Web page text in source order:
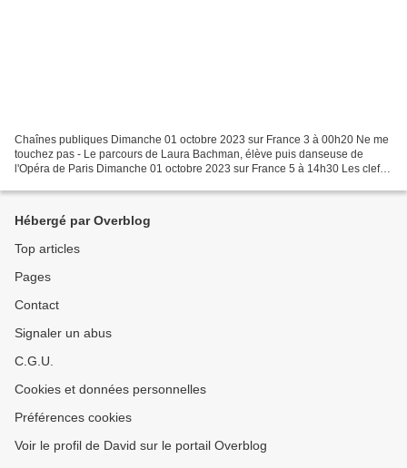
Chaînes publiques Dimanche 01 octobre 2023 sur France 3 à 00h20 Ne me
touchez pas - Le parcours de Laura Bachman, élève puis danseuse de
l'Opéra de Paris Dimanche 01 octobre 2023 sur France 5 à 14h30 Les clefs
Hébergé par Overblog
Top articles
Pages
Contact
Signaler un abus
C.G.U.
Cookies et données personnelles
Préférences cookies
Voir le profil de David sur le portail Overblog